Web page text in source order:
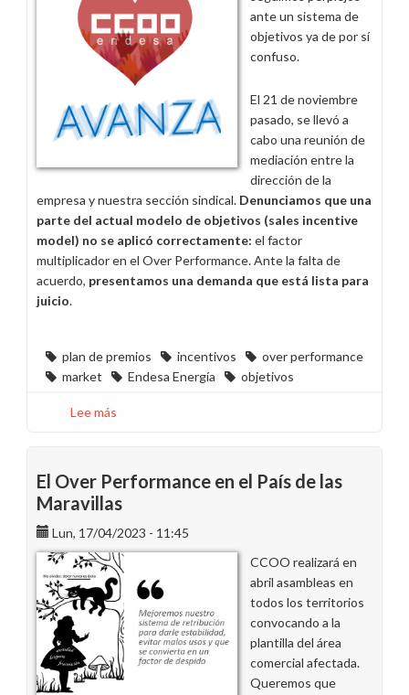
Endesa
X
y
E-
Mobility
ante un sistema de
objetivos ya de por sí
confuso.
El 21 de noviembre
pasado, se llevó a
cabo una reunión de
mediación entre la
dirección de la
empresa y nuestra sección sindical. Denunciamos que una
parte del actual modelo de objetivos (sales incentive
model) no se aplicó correctamente: el factor
multiplicador en el Over Performance. Ante la falta de
acuerdo, presentamos una demanda que está lista para
juicio.
plan de premios incentivos
over performance
market
Endesa Energía objetivos
Lee más
rumbo
en
el
sistema
de
objetivos
El Over Performance en el País de las
Maravillas
Lun, 17/04/2023 - 11:45
CCOO realizará en
abril asambleas en
todos los territorios
convocando a la
plantilla del área
comercial afectada.
Queremos que